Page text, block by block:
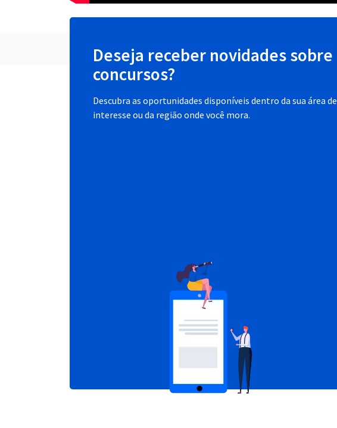
Deseja receber novidades sobre
concursos?
Descubra as oportunidades disponíveis dentro da sua área de
interesse ou da região onde você mora.